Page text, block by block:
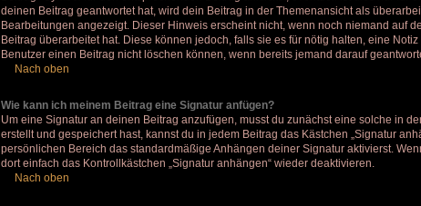
deinen Beitrag geantwortet hat, wird dein Beitrag in der Themenansicht als
Bearbeitungen angezeigt. Dieser Hinweis erscheint nicht, wenn noch niemand auf
Beitrag überarbeitet hat. Diese können jedoch, falls sie es für nötig halten, eine
Benutzer einen Beitrag nicht löschen können, wenn bereits jemand darauf
Nach oben
Wie kann ich meinem Beitrag eine Signatur anfügen?
Um eine Signatur an deinen Beitrag anzufügen, musst du zunächst eine solche in
erstellt und gespeichert hast, kannst du in jedem Beitrag das Kästchen „Signatur
persönlichen Bereich das standardmäßige Anhängen deiner Signatur aktivierst.
dort einfach das Kontrollkästchen „Signatur anhängen“ wieder deaktivieren.
Nach oben